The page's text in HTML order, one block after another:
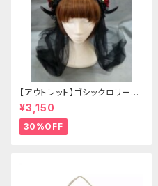
【アウトレット】ゴシックロリータ
ゴールドクラウン＆ホーン(ヴェ
ール付き)
¥3,150
30%OFF